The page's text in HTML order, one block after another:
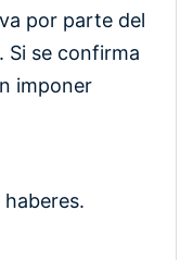
por parte del
Si se confirma
imponer